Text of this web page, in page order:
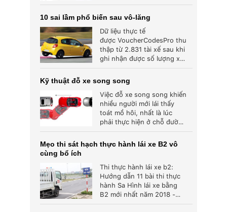
toàn và...
10 sai lầm phổ biến sau vô-lăng
Dữ liệu thực tế
được VoucherCodesPro thu
thập từ 2.831 tài xế sau khi
ghi nhận được số lượng xe
phải vào xưởng sửa chữa
Kỹ thuật đỗ xe song song
Việc đỗ xe song song khiến
nhiều người mới lái thấy
toát mồ hôi, nhất là lúc
phải thực hiện ở chỗ đường
đông người...
Mẹo thi sát hạch thực hành lái xe B2 vô
cùng bổ ích
Thi thực hành lái xe b2:
Hướng dẫn 11 bài thi thực
hành Sa Hình lái xe bằng
B2 mới nhất năm 2018 -
Đậu...